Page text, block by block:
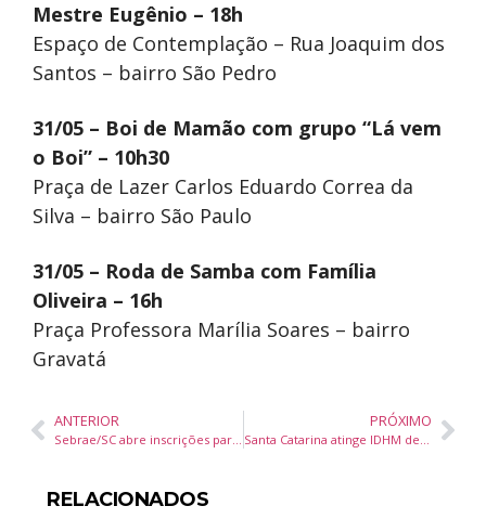
Mestre Eugênio – 18h
Espaço de Contemplação – Rua Joaquim dos
Santos – bairro São Pedro
31/05 – Boi de Mamão com grupo “Lá vem
o Boi” – 10h30
Praça de Lazer Carlos Eduardo Correa da
Silva – bairro São Paulo
31/05 – Roda de Samba com Família
Oliveira – 16h
Praça Professora Marília Soares – bairro
Gravatá
ANTERIOR
Sebrae/SC abre inscrições para o VIVA Santa Catarina 2026 com foco em turismo de experiência
PRÓXIMO
Santa Catarina atinge IDHM de 0,833 e consolida faixa de muito alto desenvolvimento humano, aponta Radar 2024
RELACIONADOS